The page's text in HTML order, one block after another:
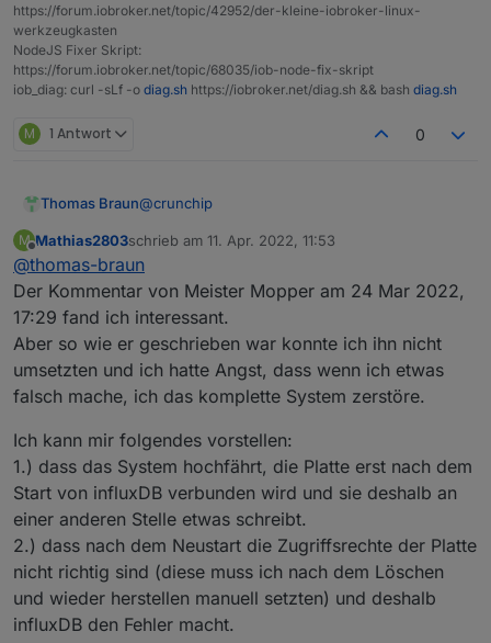
https://forum.iobroker.net/topic/42952/der-kleine-iobroker-linux-
werkzeugkasten
NodeJS Fixer Skript:
https://forum.iobroker.net/topic/68035/iob-node-fix-skript
iob_diag: curl -sLf -o diag.sh https://iobroker.net/diag.sh && bash diag.sh
M 1 Antwort 0
Thomas Braun@crunchip
Ja, hatte ich ja auch schon geschrieben.
M
Offline
Mathias2803schrieb am 11. Apr. 2022, 11:53
zuletzt editiert von
@thomas-braun
Der Kommentar von Meister Mopper am 24 Mar 2022,
17:29 fand ich interessant.
Aber so wie er geschrieben war konnte ich ihn nicht
umsetzten und ich hatte Angst, dass wenn ich etwas
falsch mache, ich das komplette System zerstöre.
Ich kann mir folgendes vorstellen:
1.) dass das System hochfährt, die Platte erst nach dem
Start von influxDB verbunden wird und sie deshalb an
einer anderen Stelle etwas schreibt.
2.) dass nach dem Neustart die Zugriffsrechte der Platte
nicht richtig sind (diese muss ich nach dem Löschen
und wieder herstellen manuell setzten) und deshalb
influxDB den Fehler macht.